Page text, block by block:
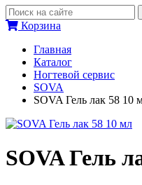
Корзина
Главная
Каталог
Ногтевой сервис
SOVA
SOVA Гель лак 58 10
SOVA Гель